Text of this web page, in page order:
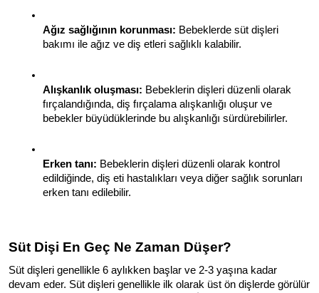
Ağız sağlığının korunması: Bebeklerde süt dişleri
bakımı ile ağız ve diş etleri sağlıklı kalabilir.
Alışkanlık oluşması: Bebeklerin dişleri düzenli olarak
fırçalandığında, diş fırçalama alışkanlığı oluşur ve
bebekler büyüdüklerinde bu alışkanlığı sürdürebilirler.
Erken tanı: Bebeklerin dişleri düzenli olarak kontrol
edildiğinde, diş eti hastalıkları veya diğer sağlık sorunları
erken tanı edilebilir.
Süt Dişi En Geç Ne Zaman Düşer?
Süt dişleri genellikle 6 aylıkken başlar ve 2-3 yaşına kadar
devam eder. Süt dişleri genellikle ilk olarak üst ön dişlerde görülür